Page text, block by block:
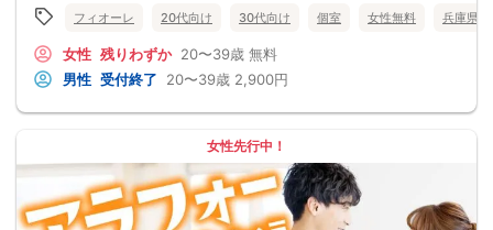
フィオーレ 20代向け 30代向け 個室 女性無料 兵庫県
女性 残りわずか 20〜39歳 無料
男性 受付終了 20〜39歳 2,900円
女性先行中！